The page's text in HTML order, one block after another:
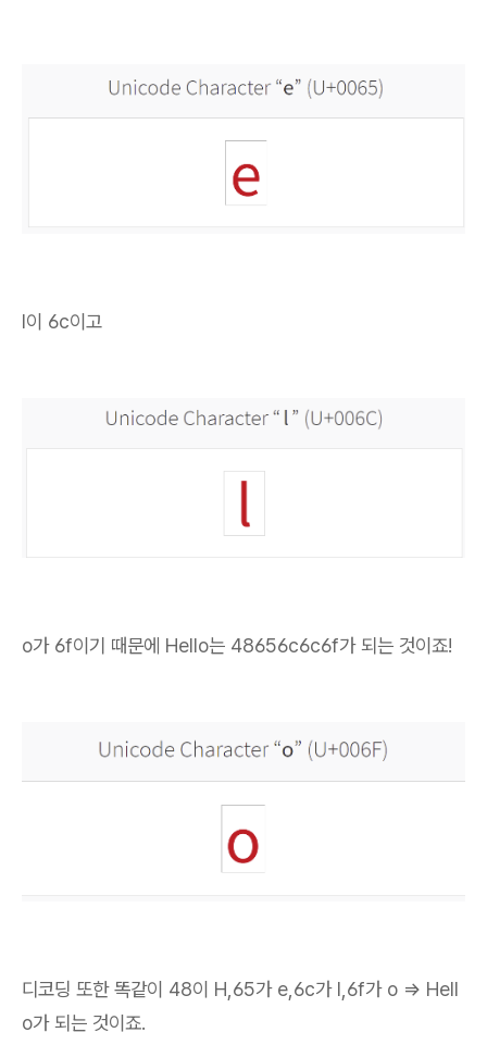
l이 6c이고
o가 6f이기 때문에 Hello는 48656c6c6f가 되는 것이죠!
디코딩 또한 똑같이 48이 H,65가 e,6c가 l,6f가 o => Hell
o가 되는 것이죠.